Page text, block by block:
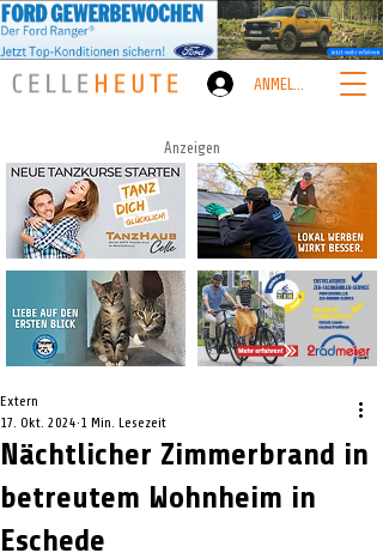
ANMELDEN
Anzeigen
Nächtlicher Zimmerbrand in
betreutem Wohnheim in
Eschede
Extern
17. Okt. 2024 1 Min. Lesezeit